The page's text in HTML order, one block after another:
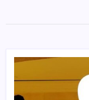
content